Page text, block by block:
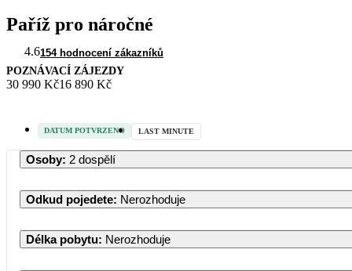
Paříž pro náročné
4.6154 hodnocení zákazníků
POZNÁVACÍ ZÁJEZDY
30 990 Kč16 890 Kč
DATUM POTVRZENO LAST MINUTE
Osoby: 2 dospělí
Odkud pojedete: Nerozhoduje
Délka pobytu: Nerozhoduje